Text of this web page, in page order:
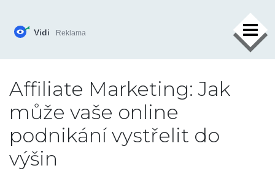
×
Affiliate Marketing: Jak
může vaše online
podnikání vystřelit do
výšin